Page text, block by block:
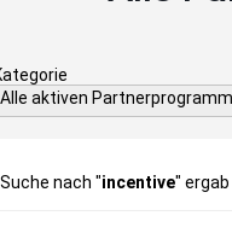
Alle aktiven
Suche nach "incentive" ergab